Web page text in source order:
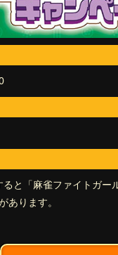
と「麻雀ファイトガー
あります。